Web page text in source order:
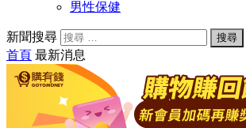
男性保健
新聞搜尋
首頁 最新消息